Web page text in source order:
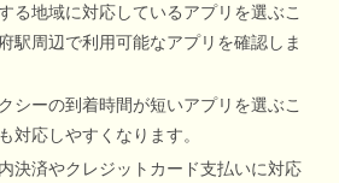
る地域に対応しているアプリを選ぶこ
駅周辺で利用可能なアプリを確認しま
クシーの到着時間が短いアプリを選ぶこ
対応しやすくなります。
決済やクレジットカード支払いに対応